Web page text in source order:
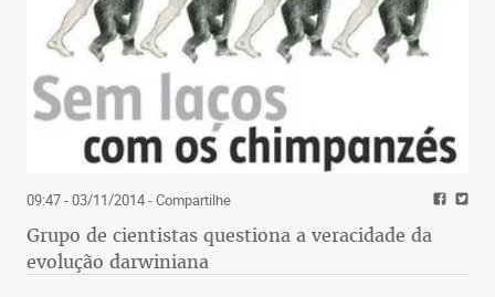
09:47 - 03/11/2014- Compartilhe
Grupo de cientistas questiona a veracidade da
evolução darwiniana